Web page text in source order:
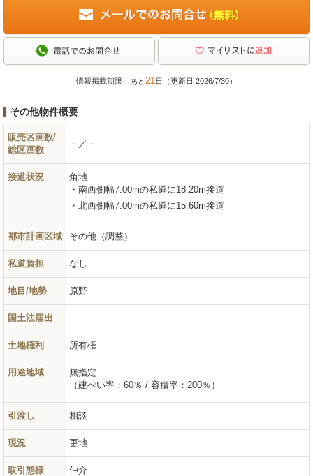
情報掲載期限：あと 21 日（更新日 2026/7/30）
その他物件概要
販売区画数/
総区画数
－／－
接道状況
角地
南西側幅7.00mの私道に18.20m接道
北西側幅7.00mの私道に15.60m接道
都市計画区域 その他（調整）
私道負担 なし
地目/地勢 原野
国土法届出
土地権利 所有権
用途地域
無指定
（建ぺい率：60％ / 容積率：200％）
引渡し 相談
現況 更地
取引態様 仲介